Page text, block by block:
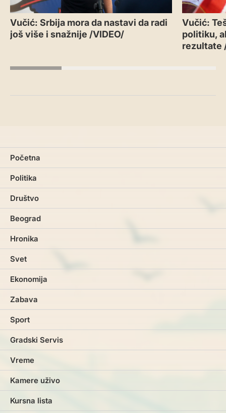
Vučić: Srbija mora da nastavi da radi
još više i snažnije /VIDEO/
Vučić:
politiku,
rezultate
Početna
Politika
Društvo
Beograd
Hronika
Svet
Ekonomija
Zabava
Sport
Gradski Servis
Vreme
Kamere uživo
Kursna lista